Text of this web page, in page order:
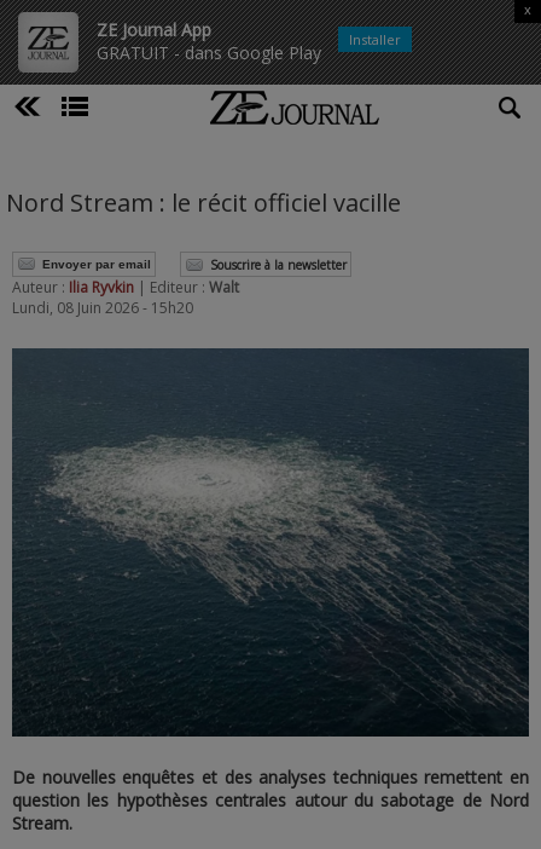
ZE Journal App
GRATUIT - dans Google Play
x
Installer
Nord Stream : le récit officiel vacille
Envoyer par email Souscrire à la newsletter
Auteur : Ilia Ryvkin | Editeur : Walt
Lundi, 08 Juin 2026 - 15h20
De nouvelles enquêtes et des analyses techniques remettent en
question les hypothèses centrales autour du sabotage de Nord
Stream.